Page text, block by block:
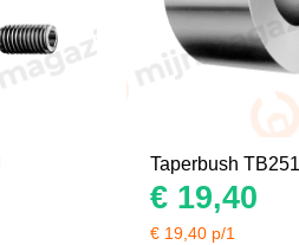
Taperbush
€19,40
€ 19,40p/1